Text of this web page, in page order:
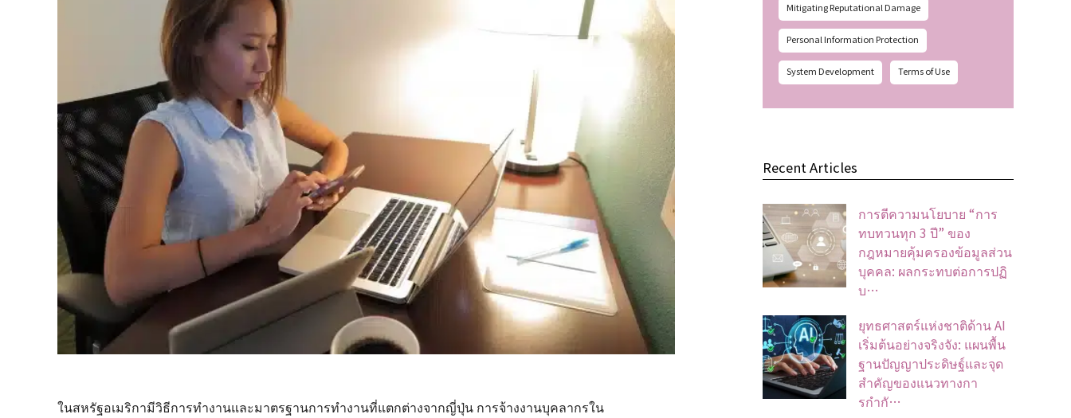
ในสหรัฐอเมริกามีวิธีการทำงานและมาตรฐานการทำงานที่แตกต่างจากญี่ปุ่น การจ้างงานบุคลากรใน
Mitigating Reputational Damage
Personal Information Protection
System Development Terms of Use
Recent Articles
การตีความนโยบาย “การ
ทบทวนทุก 3 ปี” ของ
กฎหมายคุ้มครองข้อมูลส่วน
บุคคล: ผลกระทบต่อการปฏิ
บ…
ยุทธศาสตร์แห่งชาติด้าน AI
เริ่มต้นอย่างจริงจัง: แผนพื้น
ฐานปัญญาประดิษฐ์และจุด
สำคัญของแนวทางกา
รกำกั…